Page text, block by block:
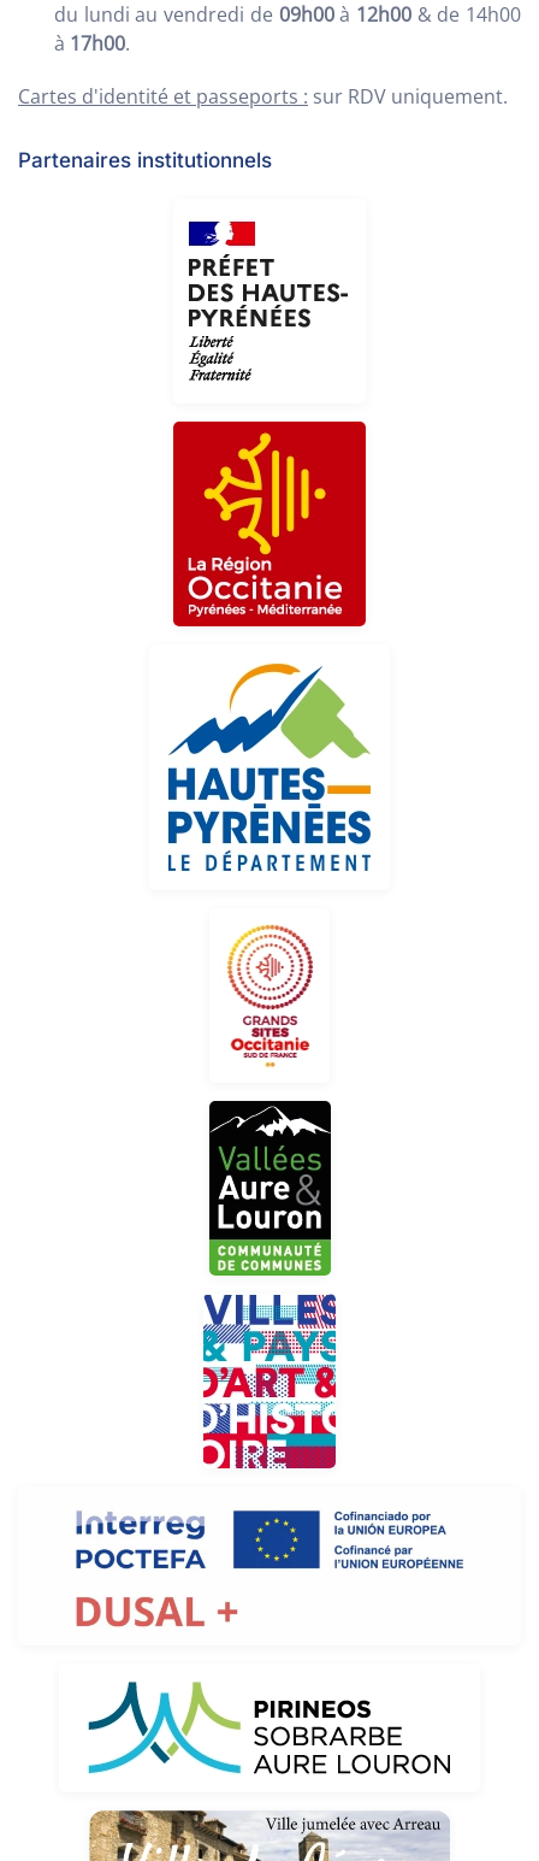
du lundi au vendredi de 09h00à 12h00& de 14h00
à 17h00.
Cartes d'identité et passeports : sur RDV uniquement.
Partenaires institutionnels